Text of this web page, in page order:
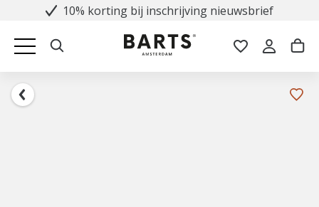
10% korting bij inschrijving nieuwsbrief